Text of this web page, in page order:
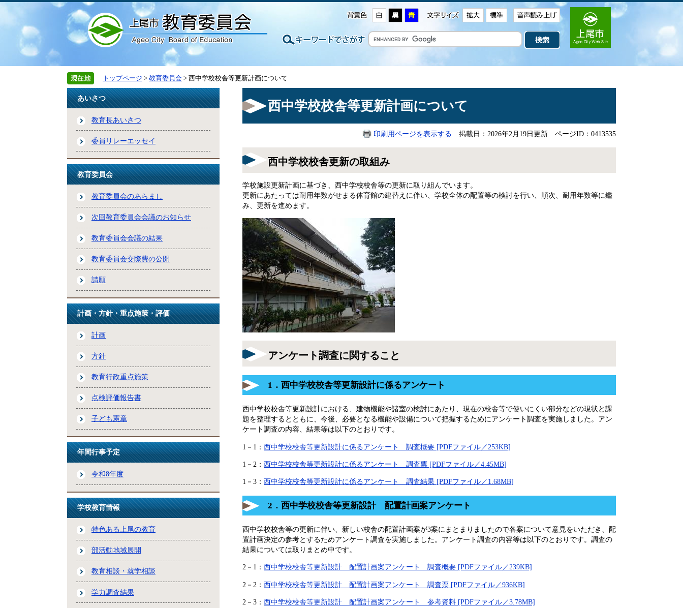
トップページ > 教育委員会 > 西中学校校舎等更新計画について
あいさつ
教育長あいさつ
委員リレーエッセイ
教育委員会
教育委員会のあらまし
次回教育委員会会議のお知らせ
教育委員会会議の結果
教育委員会交際費の公開
請願
計画・方針・重点施策・評価
計画
方針
教育行政重点施策
点検評価報告書
子ども憲章
年間行事予定
令和8年度
学校教育情報
特色ある上尾の教育
部活動地域展開
教育相談・就学相談
学力調査結果
西中学校校舎等更新計画について
印刷用ページを表示する 掲載日：2026年2月19日更新 ページID：0413535
西中学校校舎更新の取組み
学校施設更新計画に基づき、西中学校校舎等の更新に取り組んでいます。
更新にあたっては耐用年数がせまる体育館の建替えに伴い、学校全体の配置等の検討を行い、順次、耐用年数等に鑑
み、更新を進めます。
アンケート調査に関すること
1．西中学校校舎等更新設計に係るアンケート
西中学校校舎等更新設計における、建物機能や諸室の検討にあたり、現在の校舎等で使いにくい部分などの現状と課
題を整理するとともに、今後、必要となる機能や設備について把握するためにアンケート調査を実施しました。アン
ケート調査の内容、結果等は以下のとおりです。
1－1： 西中学校校舎等更新設計に係るアンケート 調査概要 [PDFファイル／253KB]
1－2： 西中学校校舎等更新設計に係るアンケート 調査票 [PDFファイル／4.45MB]
1－3： 西中学校校舎等更新設計に係るアンケート 調査結果 [PDFファイル／1.68MB]
2．西中学校校舎等更新設計 配置計画案アンケート
西中学校校舎等の更新に伴い、新しい校舎の配置計画案が3案にまとまりましたので各案について意見をいただき、配
置計画決定の参考とするためアンケート調査を実施しました。アンケート調査の内容等は以下のとおりです。調査の
結果については取りまとめ中です。
2－1： 西中学校校舎等更新設計 配置計画案アンケート 調査概要 [PDFファイル／239KB]
2－2： 西中学校校舎等更新設計 配置計画案アンケート 調査票 [PDFファイル／936KB]
2－3： 西中学校校舎等更新設計 配置計画案アンケート 参考資料 [PDFファイル／3.78MB]